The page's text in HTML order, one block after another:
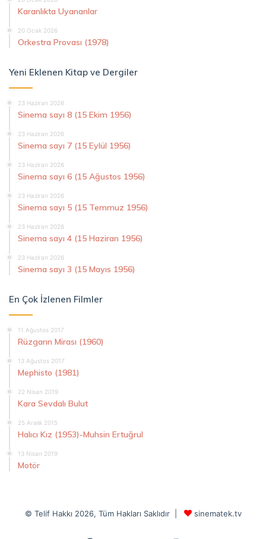
Karanlıkta Uyananlar
20 Ocak 2026
Orkestra Provası (1978)
Yeni Eklenen Kitap ve Dergiler
23 Haziran 2026
Sinema sayı 8 (15 Ekim 1956)
23 Haziran 2026
Sinema sayı 7 (15 Eylül 1956)
23 Haziran 2026
Sinema sayı 6 (15 Ağustos 1956)
23 Haziran 2026
Sinema sayı 5 (15 Temmuz 1956)
23 Haziran 2026
Sinema sayı 4 (15 Haziran 1956)
23 Haziran 2026
Sinema sayı 3 (15 Mayıs 1956)
En Çok İzlenen Filmler
11 Ağustos 2017
Rüzgarın Mirası (1960)
13 Ağustos 2017
Mephisto (1981)
22 Nisan 2019
Kara Sevdalı Bulut
25 Aralık 2015
Halıcı Kız (1953)-Muhsin Ertuğrul
13 Nisan 2019
Motör
© Telif Hakkı 2026, Tüm Hakları Saklıdır | sinematek.tv